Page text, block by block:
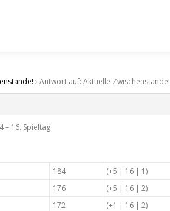
› Antwort auf: Aktuelle Zwischenstände!
– 16. Spieltag
184 (+5 | 16 | 1)
176 (+5 | 16 | 2)
172 (+1 | 16 | 2)